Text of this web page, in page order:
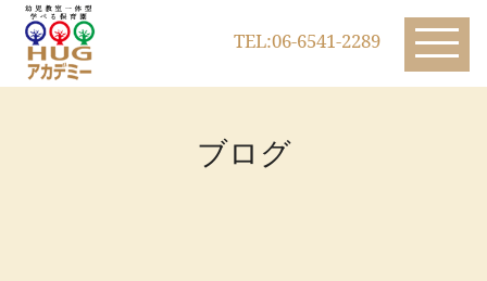
TEL:06-6541-2289
ブログ